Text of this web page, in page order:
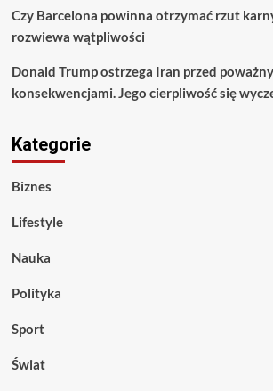
Czy Barcelona powinna otrzymać rzut
rozwiewa wątpliwości
Donald Trump ostrzega Iran przed
konsekwencjami. Jego cierpliwość się
Kategorie
Biznes
Lifestyle
Nauka
Polityka
Sport
Świat